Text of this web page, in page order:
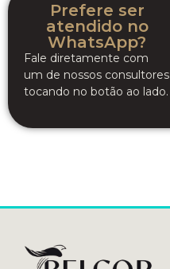
Prefere ser
atendido no
WhatsApp?
Fale diretamente com
um de nossos consultores
tocando no botão ao lado.